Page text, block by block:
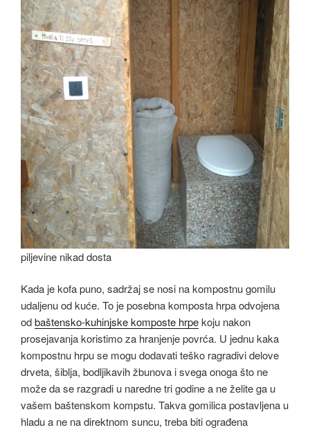
piljevine nikad dosta
Kada je kofa puno, sadržaj se nosi na kompostnu gomilu
udaljenu od kuće. To je posebna komposta hrpa odvojena
odbaštensko-kuhinjske komposte hrpekoju nakon
prosejavanja koristimo za hranjenje povrća. U jednu kaka
kompostnu hrpu se mogu dodavati teško ragradivi delove
drveta, šiblja, bodljikavih žbunova i svega onoga što ne
može da se razgradi u naredne tri godine a ne želite ga u
vašem baštenskom kompstu. Takva gomilica postavljena u
hladu a ne na direktnom suncu, treba biti ograđena